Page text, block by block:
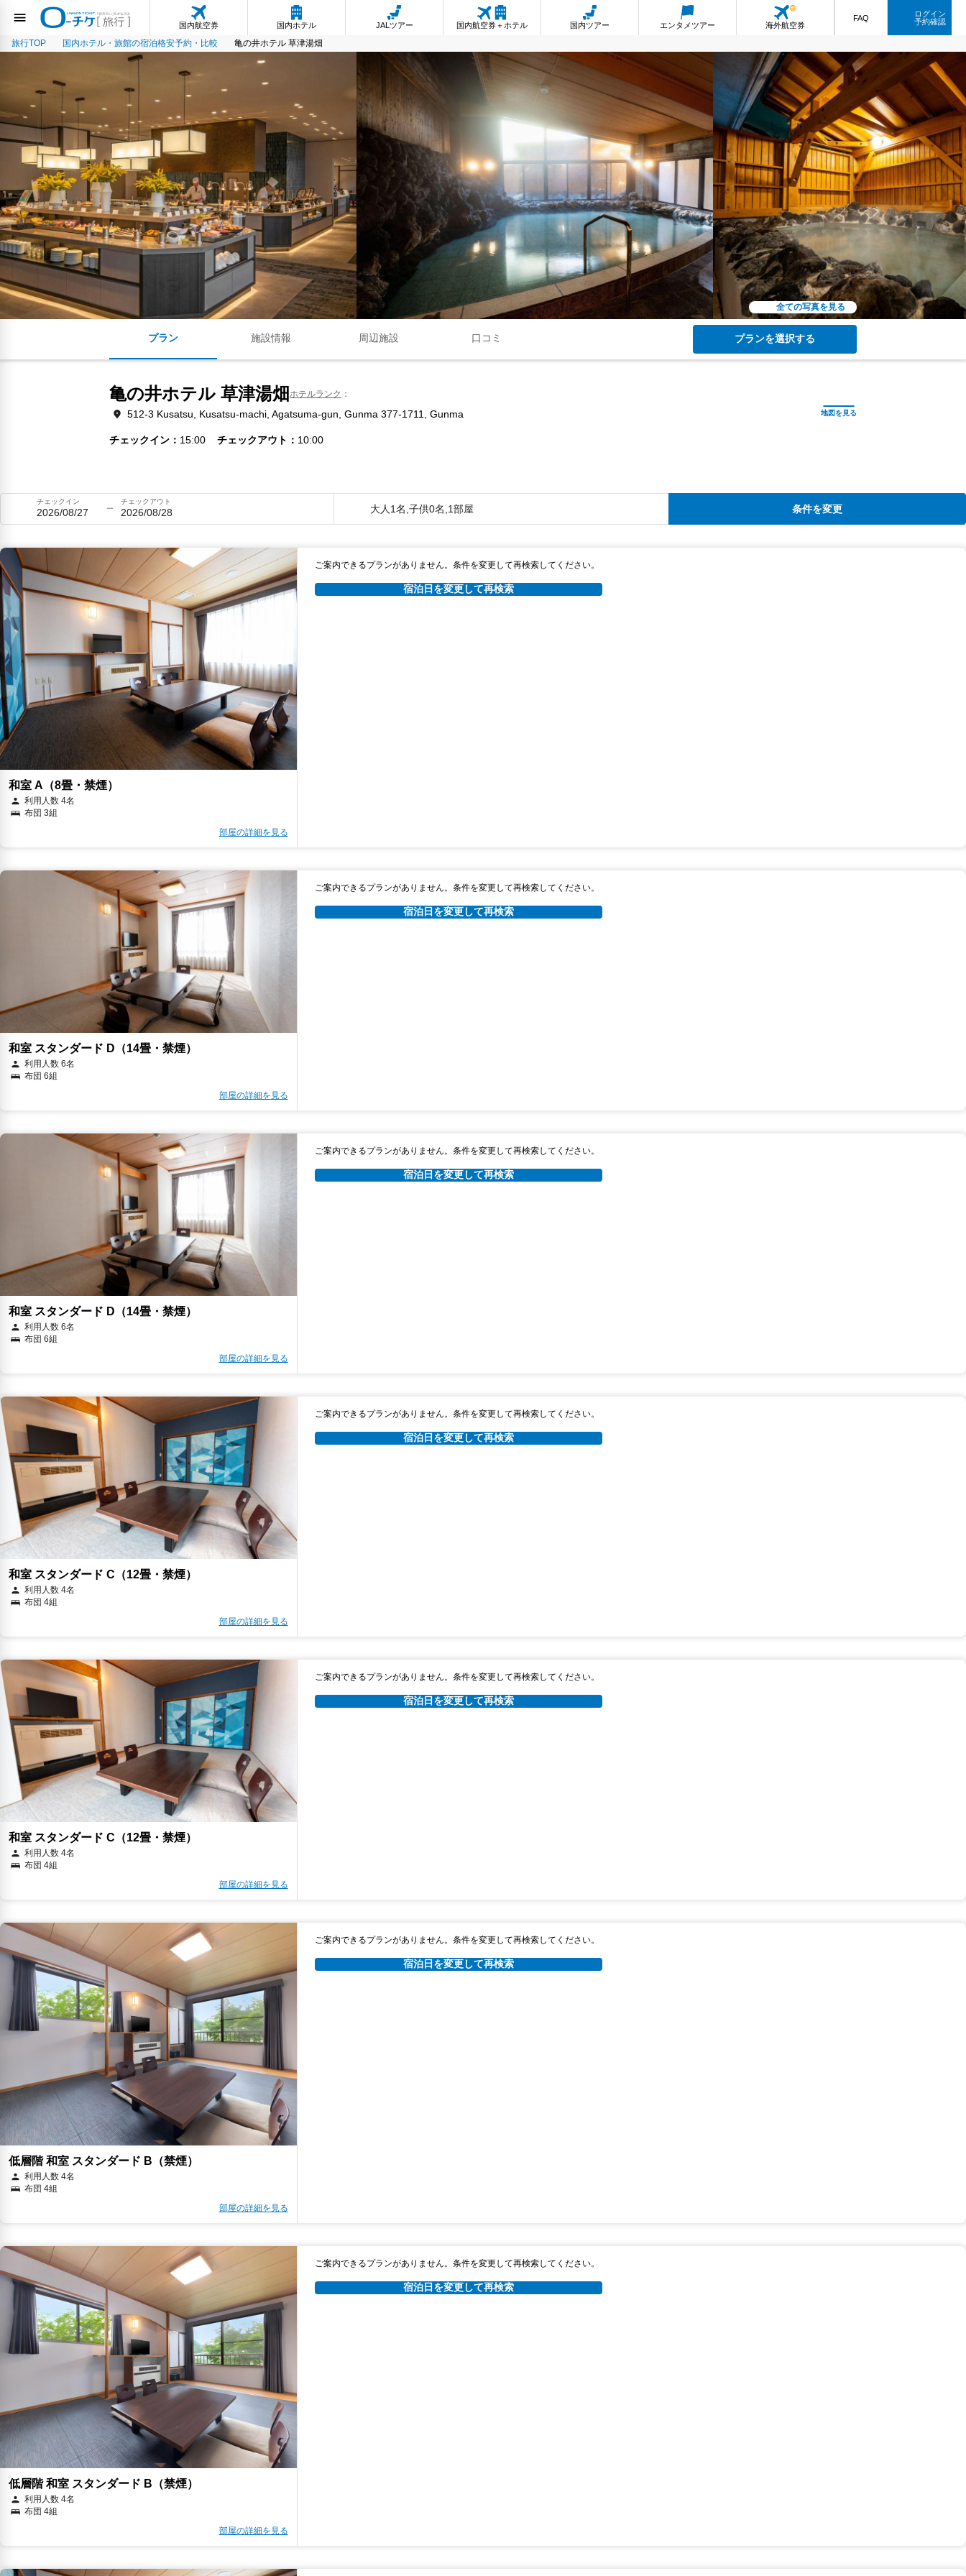
国内航空券 国内ホテル JALツアー 国内航空券＋ホテル 国内ツアー エンタメツアー 海外航空券
FAQ
ログイン
予約確認
旅行TOP 国内ホテル・旅館の宿泊格安予約・比較 亀の井ホテル 草津湯畑
全ての写真を見る
プラン 施設情報 周辺施設 口コミ プランを選択する
亀の井ホテル 草津湯畑 ホテルランク
512-3 Kusatsu, Kusatsu-machi, Agatsuma-gun, Gunma 377-1711, Gunma
チェックイン 15:00 チェックアウト 10:00
チェックイン
2026/08/27
チェックアウト
2026/08/28 大人1名,子供0名,1部屋 条件を変更
和室 A（8畳・禁煙）
利用人数 4名
布団 3組
部屋の詳細を見る
ご案内できるプランがありません。条件を変更して再検索してください。
宿泊日を変更して再検索
和室 スタンダード D（14畳・禁煙）
利用人数 6名
布団 6組
部屋の詳細を見る
ご案内できるプランがありません。条件を変更して再検索してください。
宿泊日を変更して再検索
和室 スタンダード D（14畳・禁煙）
利用人数 6名
布団 6組
部屋の詳細を見る
ご案内できるプランがありません。条件を変更して再検索してください。
宿泊日を変更して再検索
和室 スタンダード C（12畳・禁煙）
利用人数 4名
布団 4組
部屋の詳細を見る
ご案内できるプランがありません。条件を変更して再検索してください。
宿泊日を変更して再検索
和室 スタンダード C（12畳・禁煙）
利用人数 4名
布団 4組
部屋の詳細を見る
ご案内できるプランがありません。条件を変更して再検索してください。
宿泊日を変更して再検索
低層階 和室 スタンダード B（禁煙）
利用人数 4名
布団 4組
部屋の詳細を見る
ご案内できるプランがありません。条件を変更して再検索してください。
宿泊日を変更して再検索
低層階 和室 スタンダード B（禁煙）
利用人数 4名
布団 4組
部屋の詳細を見る
ご案内できるプランがありません。条件を変更して再検索してください。
宿泊日を変更して再検索